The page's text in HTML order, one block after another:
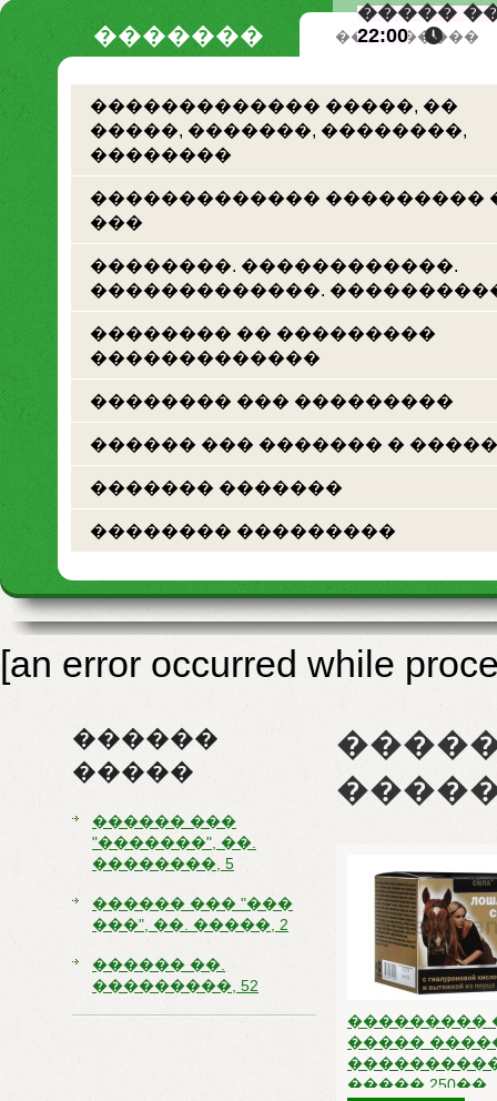
�����
22:00
������� �� �������
������������� �����, ��
�����, �������, ��������,
��������
������������� ���������
���
��������. ������������.
�������������.
�������� �� ���������
�������������
�������� ��� ���������
������ ��� ������� �
������� �������
�������� ���������
[an error occurred while
������
�����
������ ���
"�������", ��.
��������, 5
������ ��� "���
���", ��. �����, 2
������ ��.
���������, 52
���������
�����
����� 250��